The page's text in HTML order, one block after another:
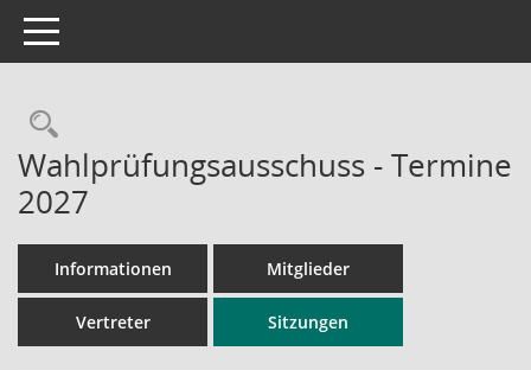
Toggle navigation
Rechercheauswahl
Wahlprüfungsausschuss - Termine
2027
Informationen Mitglieder
Vertreter Sitzungen